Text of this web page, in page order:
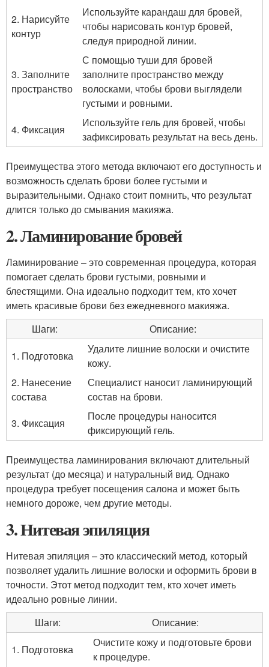
2. Нарисуйте
контур
Используйте карандаш для бровей,
чтобы нарисовать контур бровей,
следуя природной линии.
3. Заполните
пространство
С помощью туши для бровей
заполните пространство между
волосками, чтобы брови выглядели
густыми и ровными.
4. Фиксация
Используйте гель для бровей, чтобы
зафиксировать результат на весь день.
Преимущества этого метода включают его доступность и
возможность сделать брови более густыми и
выразительными. Однако стоит помнить, что результат
длится только до смывания макияжа.
2. Ламинирование бровей
Ламинирование – это современная процедура, которая
помогает сделать брови густыми, ровными и
блестящими. Она идеально подходит тем, кто хочет
иметь красивые брови без ежедневного макияжа.
Шаги:
Описание:
1. Подготовка
Удалите лишние волоски и очистите
кожу.
2. Нанесение
состава
Специалист наносит ламинирующий
состав на брови.
3. Фиксация
После процедуры наносится
фиксирующий гель.
Преимущества ламинирования включают длительный
результат (до месяца) и натуральный вид. Однако
процедура требует посещения салона и может быть
немного дороже, чем другие методы.
3. Нитевая эпиляция
Нитевая эпиляция – это классический метод, который
позволяет удалить лишние волоски и оформить брови в
точности. Этот метод подходит тем, кто хочет иметь
идеально ровные линии.
Шаги:
Описание:
1. Подготовка
Очистите кожу и подготовьте брови
к процедуре.